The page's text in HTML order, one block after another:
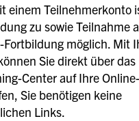
einem Teilnehmerkonto
zu sowie Teilnahme
Fortbildung möglich. Mit
Sie direkt über das
Center auf Ihre
Sie benötigen keine
Links.